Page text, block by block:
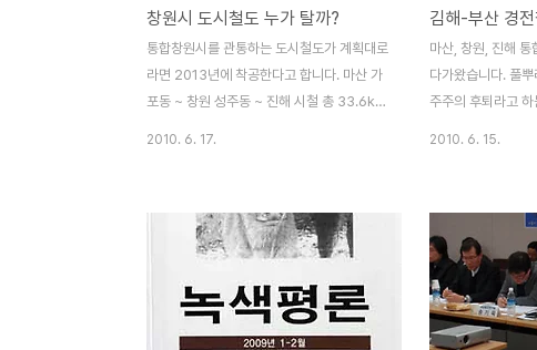
도사업을 계속추진하고 있습니다. 기획재정
부가 한국개발원(KDI)에 의뢰한 ‘창원시 도
시철도 건설 계획획안’ 예비타당성 조사 결과
가 이달 말 발표 될 예정인데, ..
상남도 20%, 창원
는 재정사업입니다
승객이 적을 경우
란히 떠안아야 ..
창원시 도시철도 누가 탈까?
통합창원시를 관통하는 도시철도가 계획대로
라면 2013년에 착공한다고 합니다. 마산 가
포동 ~ 창원 성주동 ~ 진해 시철 총 33.6km
에게 적자보전을 해주어야 한다고 합니다. 김
해 - 부산 경전철이 적자운영을 면치 못하는
가장 큰 이유는 바로 이용하는 승객이 없기
때문입니다. 이용하는 승객이 없어서 적자라
고 하는 것은 계획단계에서 교통량 예측을 잘
2010. 6. 17.
마산, 창원, 진해 통
다가왔습니다. 풀
주주의 후퇴라고
‘통합창원시 도시
포함되어 있습니다.
시철도’가 꼭 필요
다. 지난 2008년
결하는 도시철도
2010. 6. 15.